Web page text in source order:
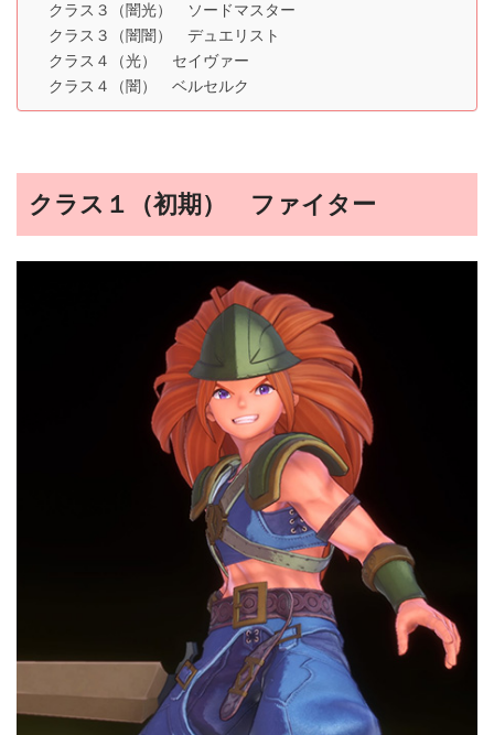
クラス３（闇光） ソードマスター
クラス３（闇闇） デュエリスト
クラス４（光） セイヴァー
クラス４（闇） ベルセルク
クラス１（初期） ファイター